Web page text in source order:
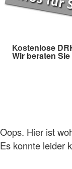
Kostenlose
Wir beraten
Oops. Hier ist
Es konnte leider